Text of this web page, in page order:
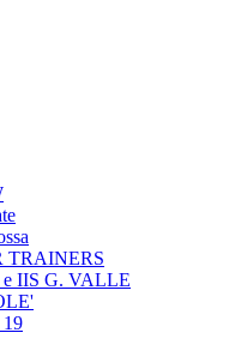
TRAINERS
IIS G. VALLE
19